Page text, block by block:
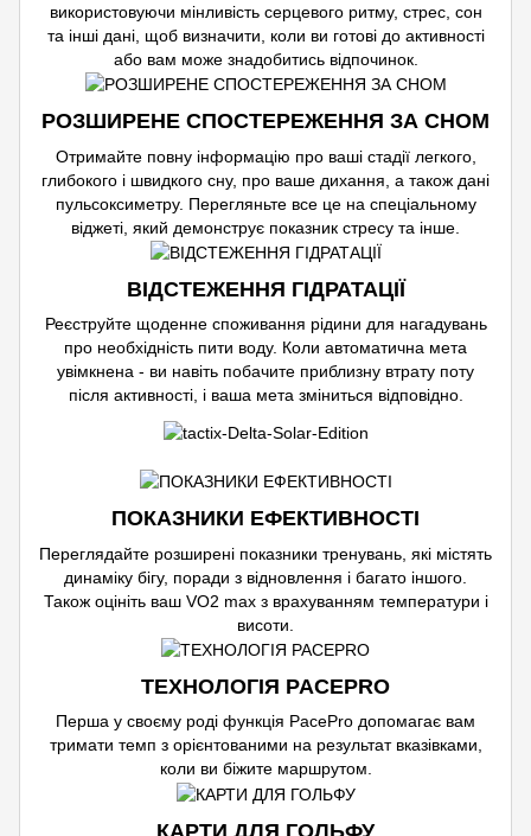
використовуючи мінливість серцевого ритму, стрес, сон
та інші дані, щоб визначити, коли ви готові до активності
або вам може знадобитись відпочинок.
РОЗШИРЕНЕ СПОСТЕРЕЖЕННЯ ЗА СНОМ
Отримайте повну інформацію про ваші стадії легкого,
глибокого і швидкого сну, про ваше дихання, а також дані
пульсоксиметру. Перегляньте все це на спеціальному
віджеті, який демонструє показник стресу та інше.
ВІДСТЕЖЕННЯ ГІДРАТАЦІЇ
Реєструйте щоденне споживання рідини для нагадувань
про необхідність пити воду. Коли автоматична мета
увімкнена - ви навіть побачите приблизну втрату поту
після активності, і ваша мета зміниться відповідно.
ПОКАЗНИКИ ЕФЕКТИВНОСТІ
Переглядайте розширені показники тренувань, які містять
динаміку бігу, поради з відновлення і багато іншого.
Також оцініть ваш VO2 max з врахуванням температури і
висоти.
ТЕХНОЛОГІЯ PACEPRO
Перша у своєму роді функція PacePro допомагає вам
тримати темп з орієнтованими на результат вказівками,
коли ви біжите маршрутом.
КАРТИ ДЛЯ ГОЛЬФУ